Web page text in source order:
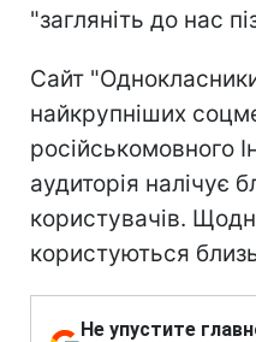
"загляніть до нас
Сайт
найкрупніших
російськомовного
аудиторія налічує
користувачів.
користуються
Не упустите